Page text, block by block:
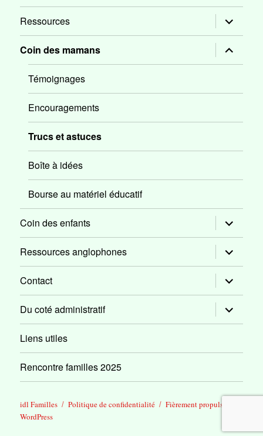
Ressources ouvrir
le
sous-
menu
Coin des mamans ouvrir
le
sous-
Témoignages
Encouragements
Trucs et astuces
Boîte à idées
Bourse au matériel éducatif
Coin des enfants ouvrir
le
sous-
menu
Ressources anglophones ouvrir
le
sous-
menu
Contact ouvrir
le
sous-
menu
Du coté administratif ouvrir
le
sous-
Liens utiles
Rencontre familles 2025
idl Familles Politique de confidentialité
Fièrement propulsé par
WordPress